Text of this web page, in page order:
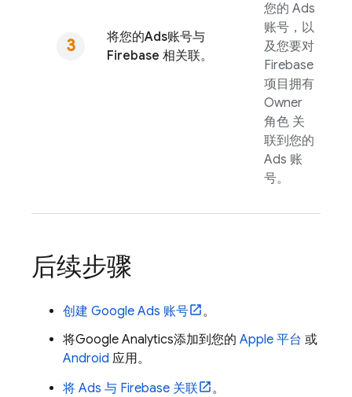
将您的Ads账号与
Firebase 相关联。
您的 Ads
账号，以
及您要对
Firebase
项目拥有
Owner
角色 关
联到您的
Ads 账
号。
后续步骤
创建 Google Ads 账号
。
将Google Analytics添加到您的 Apple 平台 或
Android 应用。
将 Ads 与 Firebase 关联
。